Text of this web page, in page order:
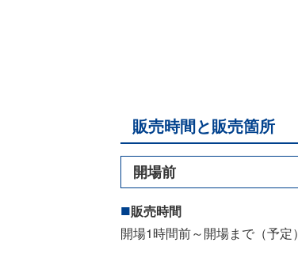
販売時間と販売箇所
開場前
販売時間
開場1時間前～開場まで（予定）